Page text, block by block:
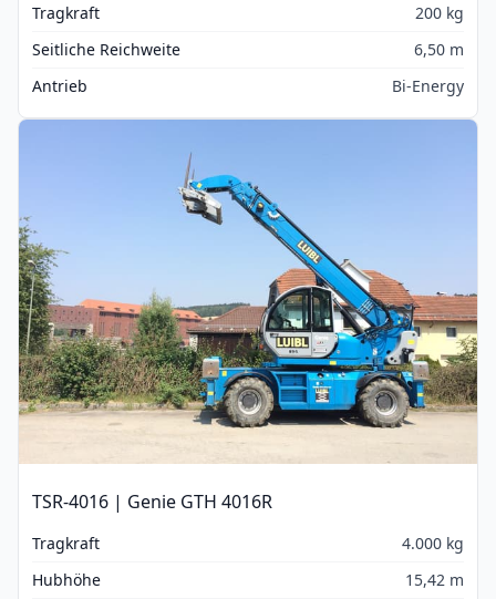
Tragkraft
200 kg
Seitliche Reichweite
6,50 m
Antrieb
Bi-Energy
TSR-4016 | Genie GTH 4016R
Tragkraft
4.000 kg
Hubhöhe
15,42 m